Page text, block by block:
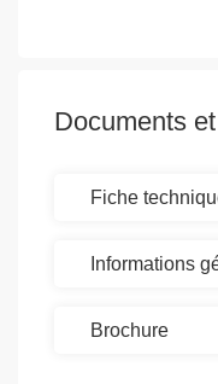
Documents
Fiche
Informations
Brochure